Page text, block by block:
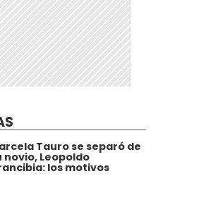
Tauro se separó de
novio, Leopoldo
los motivos